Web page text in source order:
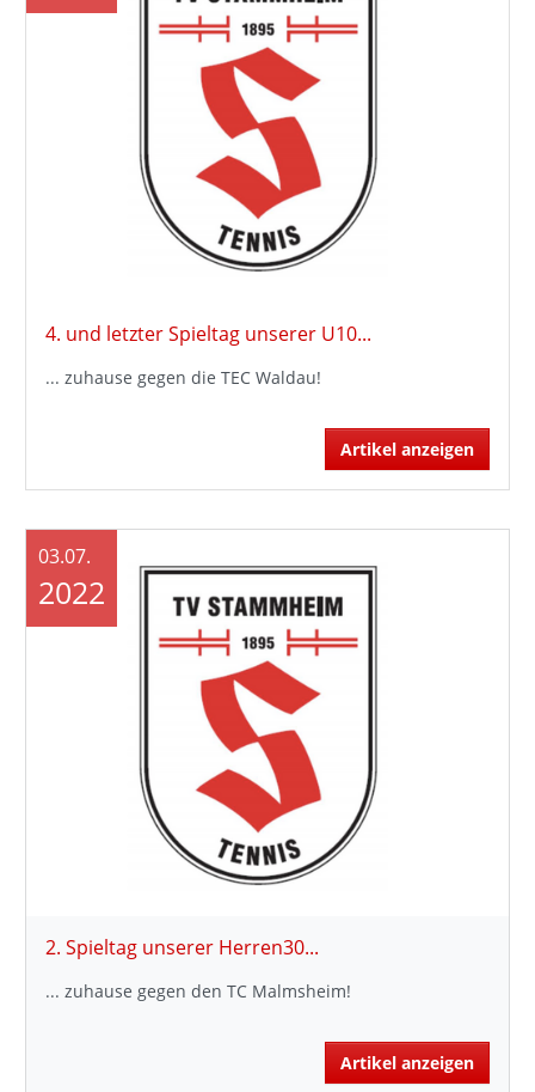
4. und letzter Spieltag unserer U10...
... zuhause gegen die TEC Waldau!
Artikel anzeigen
2. Spieltag unserer Herren30...
... zuhause gegen den TC Malmsheim!
Artikel anzeigen
03.07.
2022